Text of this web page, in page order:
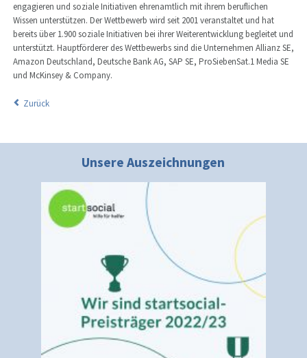
engagieren und soziale Initiativen ehrenamtlich mit ihrem beruflichen
Wissen unterstützen. Der Wettbewerb wird seit 2001 veranstaltet und hat
bereits über 1.900 soziale Initiativen bei ihrer Weiterentwicklung begleitet und
unterstützt. Hauptförderer des Wettbewerbs sind die Unternehmen Allianz SE,
Amazon Deutschland, Deutsche Bank AG, SAP SE, ProSiebenSat.1 Media SE
und McKinsey & Company.
Zurück
Unsere Auszeichnungen